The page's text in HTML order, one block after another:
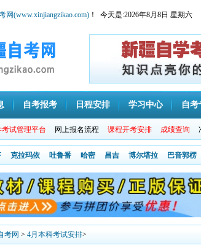
网(www.xinjiangzikao.com) ！ 今天是:2026年8月8日 星期六
自考报考 日程安排 学习中心 自考
试管理平台 网上报名流程 课程开考安排 成绩查询
克拉玛依 吐鲁番 哈密 昌吉 博尔塔拉 巴音郭楞
考网 > 4月本科考试安排>